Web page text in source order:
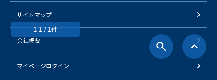
1-1 / 1件
サイトマップ
会社概要
マイページログイン